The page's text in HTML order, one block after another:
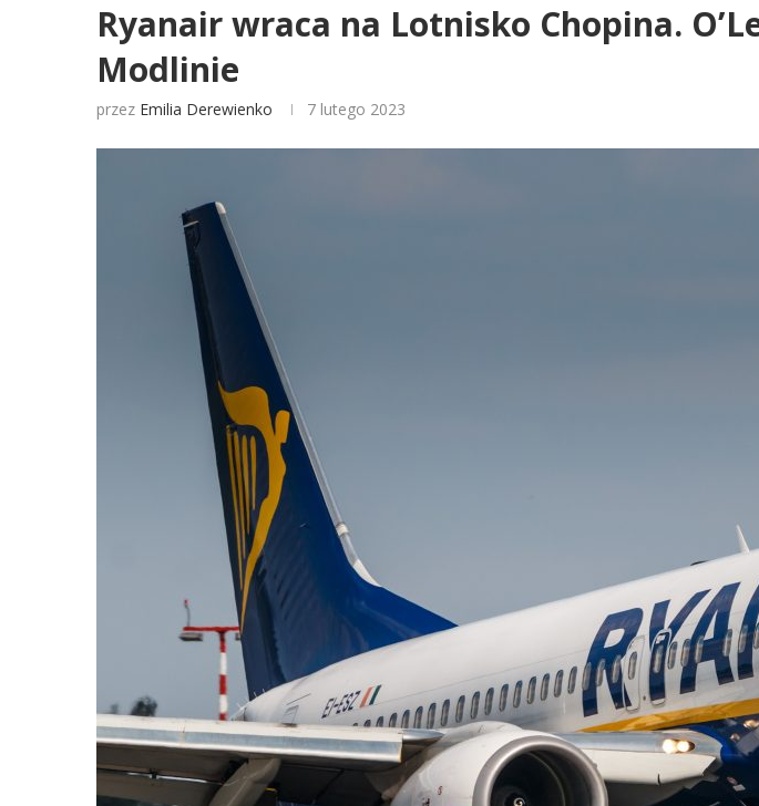
Ryanair wraca na Lotnisko Chopina.
Modlinie
przez Emilia Derewienko 7 lutego 2023